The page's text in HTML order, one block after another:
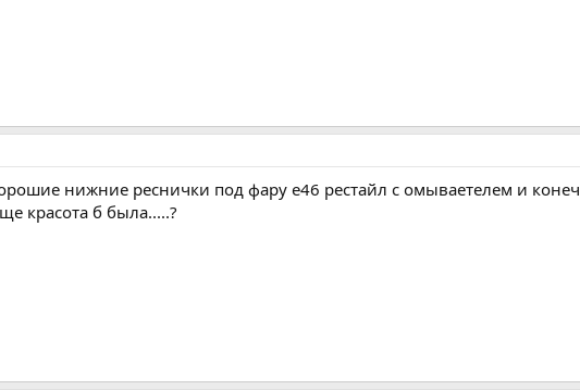
нижние реснички под фару е46 рестайл с омываетелем и
красота б была.....?